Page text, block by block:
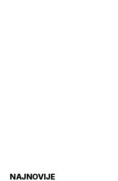
NAJNOVIJE